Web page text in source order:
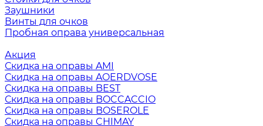
Заушники
Винты для очков
Пробная оправа универсальная
Акция
Скидка на оправы AMI
Скидка на оправы AOERDVOSE
Скидка на оправы BEST
Скидка на оправы BOCCACCIO
Скидка на оправы BOSEROLE
Скидка на оправы CHIMAY